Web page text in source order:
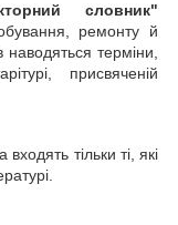
словник"
ремонту й
наводяться терміни,
присвяченій
тільки ті, які